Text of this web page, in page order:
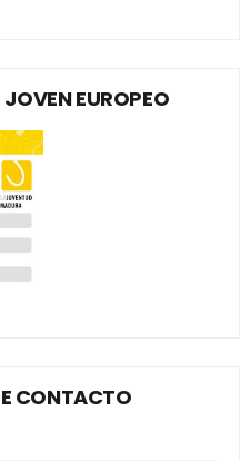
EUROPEO
CONTACTO